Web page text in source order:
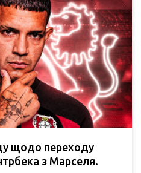
щодо переходу
з Марселя.